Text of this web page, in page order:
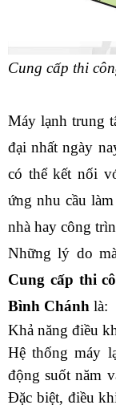
Cung cấp thi
Máy lạnh trung
đại nhất ngày
có thể kết nối
ứng nhu cầu
nhà hay công
Cung cấp thi
Bình Chánh là:
Khả năng điều
Hệ thống máy
động suốt năm
Đặc biệt, điều